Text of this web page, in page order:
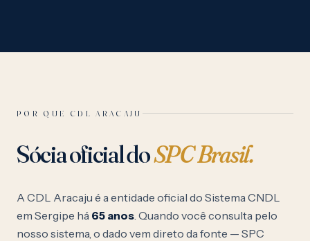
POR QUE CDL ARACAJU
Sócia oficial doSPC Brasil.
A CDL Aracaju é a entidade oficial do Sistema CNDL
em Sergipe há 65 anos . Quando você consulta pelo
nosso sistema, o dado vem direto da fonte — SPC